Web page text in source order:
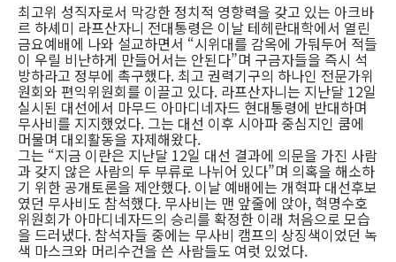
최고위 성직자로서 막강한 정치적 영향력을 갖고 있는 아크바
르 하셰미 라프산자니 전대통령은 이날 테헤란대학에서 열린
금요예배에 나와 설교하면서 “시위대를 감옥에 가둬두어 적들
이 우릴 비난하게 만들어서는 안된다”며 구금자들을 즉시 석
방하라고 정부에 촉구했다. 최고 권력기구의 하나인 전문가위
원회와 편익위원회를 이끌고 있다. 라프산자니는 지난달 12일
실시된 대선에서 마무드 아마디네자드 현대통령에 반대하며
무사비를 지지했었다. 그는 대선 이후 시아파 중심지인 쿰에
머물며 대외활동을 자제해왔다.
그는 “지금 이란은 지난달 12일 대선 결과에 의문을 가진 사람
과 갖지 않은 사람의 두 부류로 나뉘어 있다”며 의혹을 해소하
기 위한 공개토론을 제안했다. 이날 예배에는 개혁파 대선후보
였던 무사비도 참석했다. 무사비는 맨 앞줄에 앉아, 혁명수호
위원회가 아마디네자드의 승리를 확정한 이래 처음으로 모습
을 드러냈다. 참석자들 중에는 무사비 캠프의 상징색이었던 녹
색 마스크와 머리수건을 쓴 사람들도 여럿 있었다.